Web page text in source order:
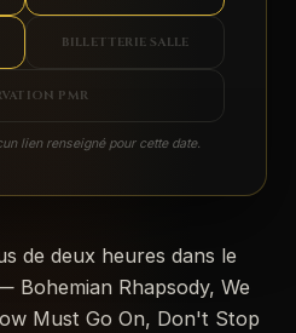
BILLETTERIE SALLE
PMR
lien renseigné pour cette date.
de deux heures dans le
Bohemian Rhapsody, We
Must Go On, Don't Stop